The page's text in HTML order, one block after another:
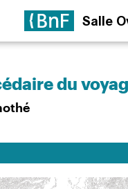
Salle
du
des cookies